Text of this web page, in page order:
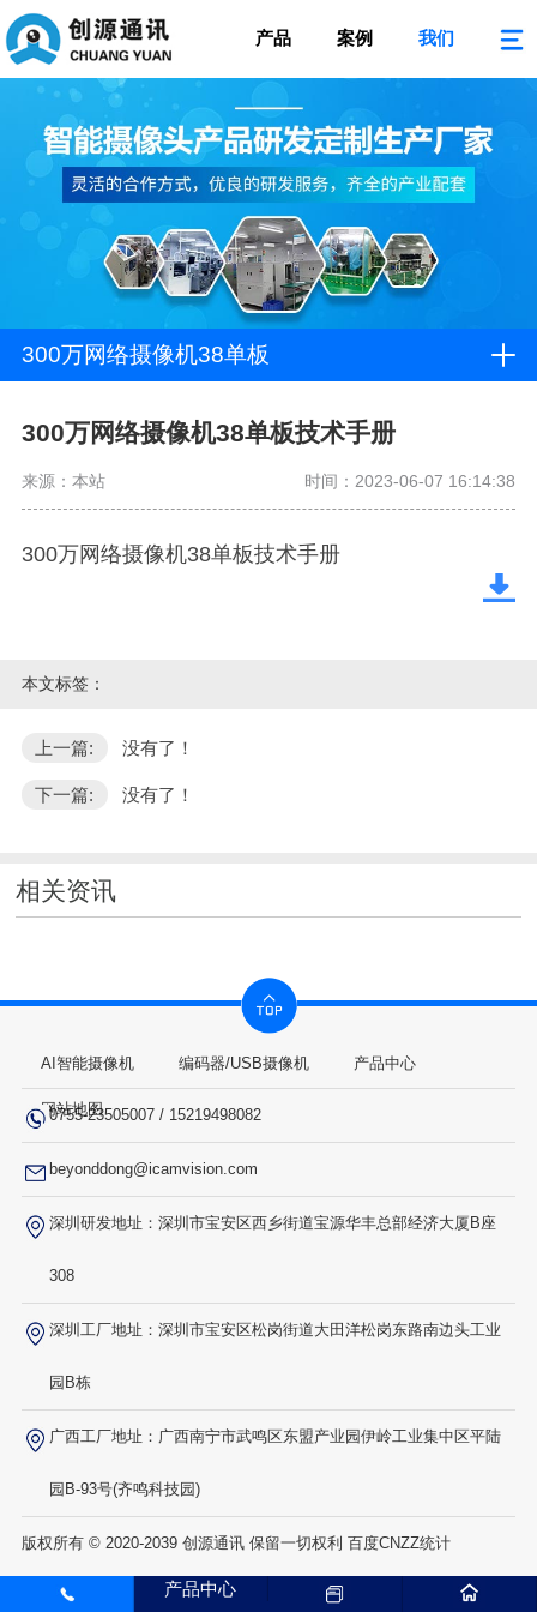
产品 案例 我们
300万网络摄像机38单板
300万网络摄像机38单板技术手册
来源：本站 时间：2023-06-07 16:14:38
300万网络摄像机38单板技术手册
本文标签：
上一篇: 没有了！
下一篇: 没有了！
相关资讯
AI智能摄像机 编码器/USB摄像机 产品中心
网站地图
0755-23505007 / 15219498082
beyonddong@icamvision.com
深圳研发地址：深圳市宝安区西乡街道宝源华丰总部经济大厦B座
308
深圳工厂地址：深圳市宝安区松岗街道大田洋松岗东路南边头工业
园B栋
广西工厂地址：广西南宁市武鸣区东盟产业园伊岭工业集中区平陆
园B-93号(齐鸣科技园)
版权所有 © 2020-2039 创源通讯 保留一切权利 百度CNZZ统计
产品中心